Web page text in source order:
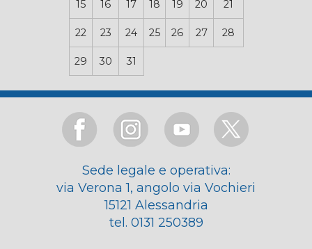
15 16 17 18 19 20 21
22 23 24 25 26 27 28
29 30 31
Sede legale e operativa:
via Verona 1, angolo via Vochieri
15121 Alessandria
tel. 0131 250389